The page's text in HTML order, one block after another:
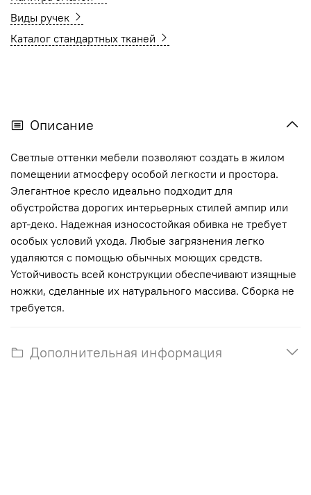
Виды ручек
Каталог стандартных тканей
Описание
Светлые оттенки мебели позволяют создать в жилом
помещении атмосферу особой легкости и простора.
Элегантное кресло идеально подходит для
обустройства дорогих интерьерных стилей ампир или
арт-деко. Надежная износостойкая обивка не требует
особых условий ухода. Любые загрязнения легко
удаляются с помощью обычных моющих средств.
Устойчивость всей конструкции обеспечивают изящные
ножки, сделанные их натурального массива. Сборка не
требуется.
Дополнительная информация